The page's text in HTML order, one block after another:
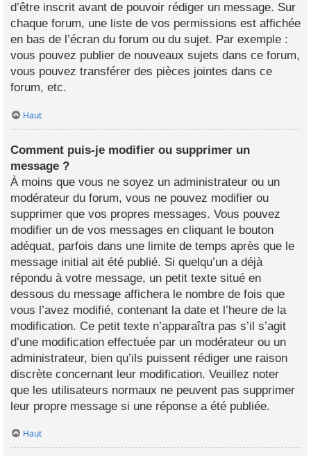
d’être inscrit avant de pouvoir rédiger un message. Sur
chaque forum, une liste de vos permissions est affichée
en bas de l’écran du forum ou du sujet. Par exemple :
vous pouvez publier de nouveaux sujets dans ce forum,
vous pouvez transférer des pièces jointes dans ce
forum, etc.
Haut
Comment puis-je modifier ou supprimer un
message ?
À moins que vous ne soyez un administrateur ou un
modérateur du forum, vous ne pouvez modifier ou
supprimer que vos propres messages. Vous pouvez
modifier un de vos messages en cliquant le bouton
adéquat, parfois dans une limite de temps après que le
message initial ait été publié. Si quelqu’un a déjà
répondu à votre message, un petit texte situé en
dessous du message affichera le nombre de fois que
vous l’avez modifié, contenant la date et l’heure de la
modification. Ce petit texte n’apparaîtra pas s’il s’agit
d’une modification effectuée par un modérateur ou un
administrateur, bien qu’ils puissent rédiger une raison
discrète concernant leur modification. Veuillez noter
que les utilisateurs normaux ne peuvent pas supprimer
leur propre message si une réponse a été publiée.
Haut